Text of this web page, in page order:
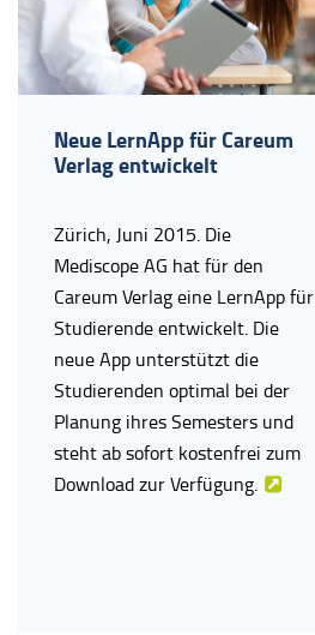
Neue LernApp für Careum
Verlag entwickelt
Zürich, Juni 2015. Die
Mediscope AG hat für den
Careum Verlag eine LernApp für
Studierende entwickelt. Die
neue App unterstützt die
Studierenden optimal bei der
Planung ihres Semesters und
steht ab sofort kostenfrei zum
Download zur Verfügung.